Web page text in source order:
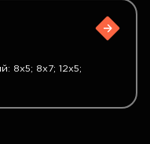
8x5; 8x7; 12x5;